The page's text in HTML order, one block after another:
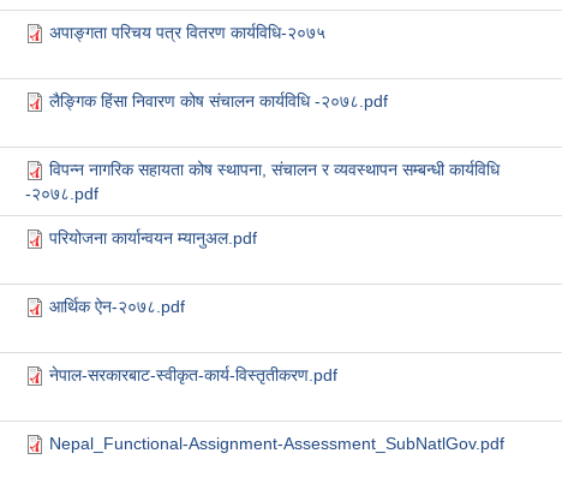
अपाङ्गता परिचय पत्र वितरण कार्यविधि-२०७५
लैङ्गिक हिंसा निवारण कोष संचालन कार्यविधि -२०७८.pdf
विपन्न नागरिक सहायता कोष स्थापना, संचालन र व्यवस्थापन सम्बन्धी कार्यविधि
-२०७८.pdf
परियोजना कार्यान्वयन म्यानुअल.pdf
आर्थिक ऐन-२०७८.pdf
नेपाल-सरकारबाट-स्वीकृत-कार्य-विस्तृतीकरण.pdf
Nepal_Functional-Assignment-Assessment_SubNatlGov.pdf